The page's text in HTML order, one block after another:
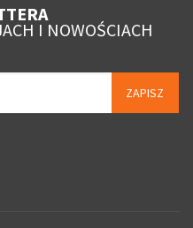
I NOWOŚCIACH
ZAPISZ